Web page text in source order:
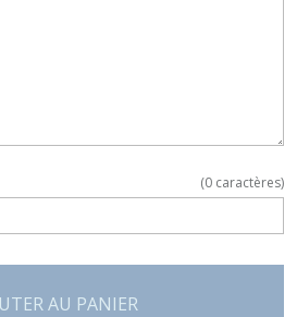
(0 caractères)
AU PANIER